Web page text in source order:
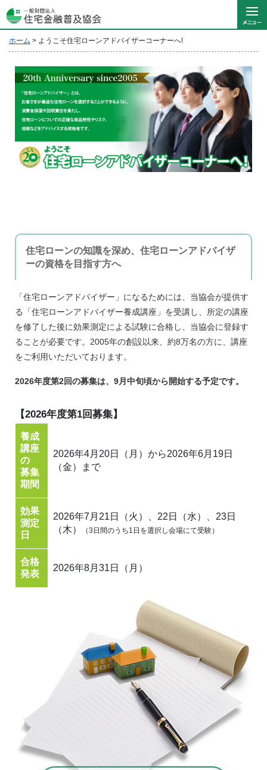
ホーム > ようこそ住宅ローンアドバイザーコーナーへ!
住宅ローンの知識を深め、住宅ローンアドバイザ
ーの資格を目指す方へ
「住宅ローンアドバイザー」になるためには、当協会が提供す
る「住宅ローンアドバイザー養成講座」を受講し、所定の講座
を修了した後に効果測定による試験に合格し、当協会に登録す
ることが必要です。2005年の創設以来、約8万名の方に、講座
をご利用いただいております。
2026年度第2回の募集は、9月中旬頃から開始する予定です。
【2026年度第1回募集】
養成
講座
の
募集
期間
2026年4月20日（月）から2026年6月19日
（金）まで
効果
測定
日
2026年7月21日（火）、22日（水）、 23日
（木）
（3日間のうち1日を選択し会場にて受験）
合格
発表
2026年8月31日（月）